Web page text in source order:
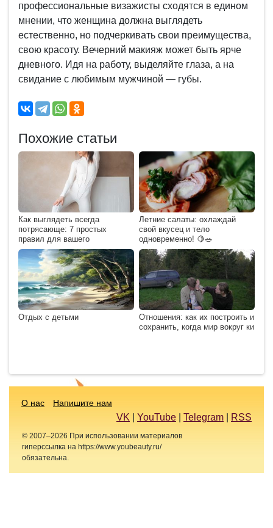
профессиональные визажисты сходятся в едином
мнении, что женщина должна выглядеть
естественно, но подчеркивать свои преимущества,
свою красоту. Вечерний макияж может быть ярче
дневного. Идя на работу, выделяйте глаза, а на
свидание с любимым мужчиной — губы.
Похожие статьи
Как выглядеть всегда
потрясающе: 7 простых
правил для вашего
Летние салаты: охлаждай
свой вкусец и тело
одновременно! 🍋🥗
Отдых с детьми
Отношения: как их построить и
сохранить, когда мир вокруг ки
О нас Напишите нам
VK YouTube Telegram RSS
© 2007–2026 При использовании материалов
гиперссылка на https://www.youbeauty.ru/
обязательна.